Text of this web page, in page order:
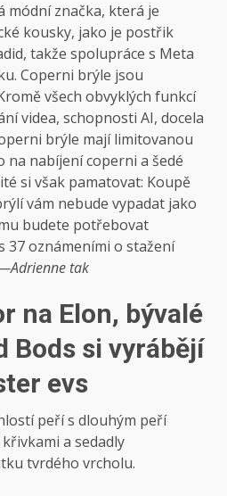
módní značka, která je
kousky, jako je postřik
takže spolupráce s Meta
Coperni brýle jsou
všech obvyklých funkcí
videa, schopnosti AI, docela
brýle mají limitovanou
na nabíjení coperni a šedé
si však pamatovat: Koupě
vám nebude vypadat jako
budete potřebovat
37 oznámeními o stažení
tak
na Elon, bývalé
Bods si vyrábějí
evs